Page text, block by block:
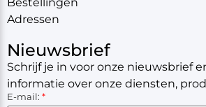
Adressen
Nieuwsbrief
Schrijf je in voor onze nieuwsbrief
informatie over onze diensten,
E-mail: *